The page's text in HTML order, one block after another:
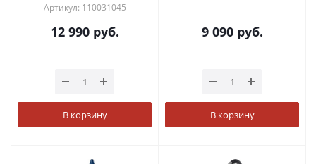
Артикул: 110031045
12 990руб.
В корзину
9 090руб.
В корзину